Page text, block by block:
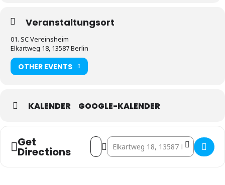
Veranstaltungsort
01. SC Vereinsheim
Elkartweg 18, 13587 Berlin
OTHER EVENTS
KALENDER GOOGLE-KALENDER
Get
Directions
Address - 1. Vorstandssitzung []
Destination Address - 1.